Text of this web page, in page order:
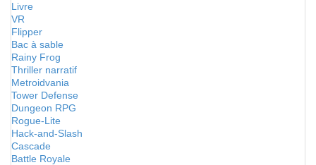
Livre
VR
Flipper
Bac à sable
Rainy Frog
Thriller narratif
Metroidvania
Tower Defense
Dungeon RPG
Rogue-Lite
Hack-and-Slash
Cascade
Battle Royale